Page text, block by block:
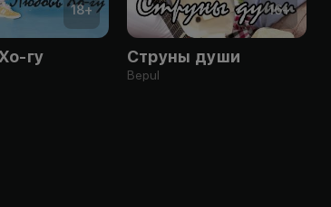
18+
гу
16+
Струны души
Bepul